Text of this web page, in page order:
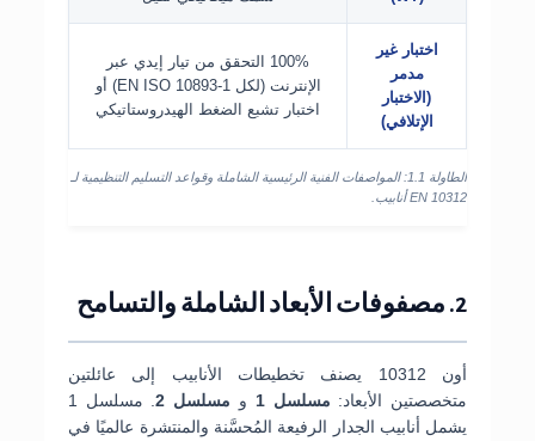
اختبار غير
مدمر
(الاختبار
الإتلافي)
100% التحقق من تيار إيدي عبر
الإنترنت (لكل EN ISO 10893-1) أو
اختبار تشبع الضغط الهيدروستاتيكي
الطاولة 1.1: المواصفات الفنية الرئيسية الشاملة وقواعد التسليم التنظيمية لـ
EN 10312 أنابيب.
2. مصفوفات الأبعاد الشاملة والتسامح
أون 10312 يصنف تخطيطات الأنابيب إلى عائلتين
متخصصتين الأبعاد: مسلسل 1 و مسلسل 2
. مسلسل 1
يشمل أنابيب الجدار الرفيعة المُحسَّنة والمنتشرة عالميًا في